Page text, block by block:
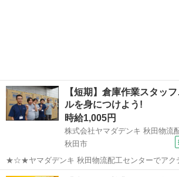
【短期】倉庫作業スタッ
ルを身につけよう!
時給1,005円
秋田市
★☆★ヤマダデンキ 秋田物流配工センターでアク
か?★☆★ 快適な空間でお仕事できるよう、環境整備にも力を入れて